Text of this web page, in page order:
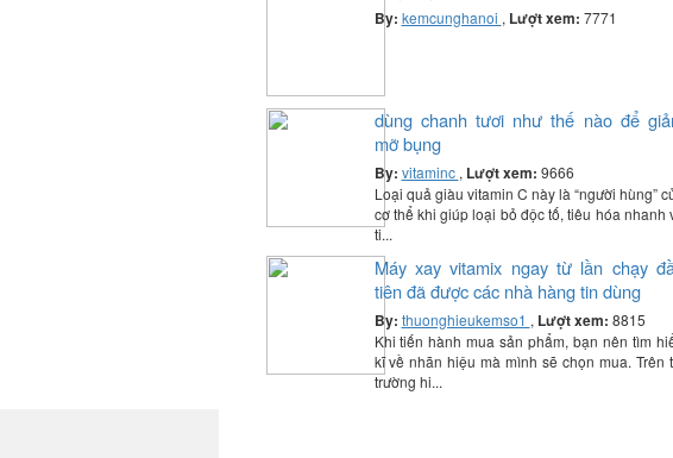
By: kemcunghanoi , Lượt xem: 7771
dùng chanh tươi như thế nào để
mỡ bụng
By: vitaminc , Lượt xem: 9666
Loại quả giàu vitamin C này là “người hùng”
cơ thể khi giúp loại bỏ độc tố, tiêu hóa nhanh
ti...
Máy xay vitamix ngay từ lần chạy
tiên đã được các nhà hàng tin dùng
By: thuonghieukemso1 , Lượt xem: 8815
Khi tiến hành mua sản phẩm, bạn nên tìm
kĩ về nhãn hiệu mà mình sẽ chọn mua. Trên
trường hi...